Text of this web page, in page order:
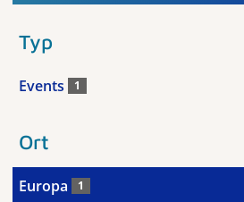
Typ
Events 1
Ort
Europa 1